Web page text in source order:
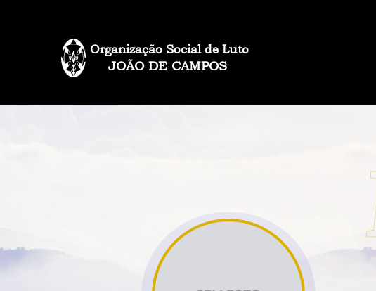
JOÃO DE CAMPOS
Organização Social de Luto